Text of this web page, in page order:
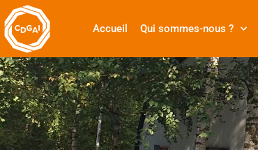
Accueil Qui sommes-nous ?